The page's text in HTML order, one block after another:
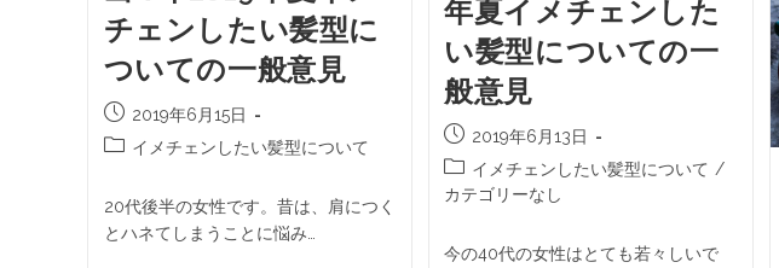
チェンしたい髪型に
ついての一般意見
2019年6月15日
イメチェンしたい髪型について
20代後半の女性です。昔は、肩につく
とハネてしまうことに悩み…
年夏イメチェンした
い髪型についての一
般意見
2019年6月13日
イメチェンしたい髪型について /
カテゴリーなし
今の40代の女性はとても若々しいで